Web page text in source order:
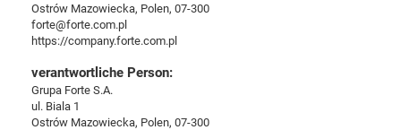
Ostrów Mazowiecka, Polen, 07-300
forte@forte.com.pl
https://company.forte.com.pl
verantwortliche Person:
Grupa Forte S.A.
ul. Biala 1
Ostrów Mazowiecka, Polen, 07-300